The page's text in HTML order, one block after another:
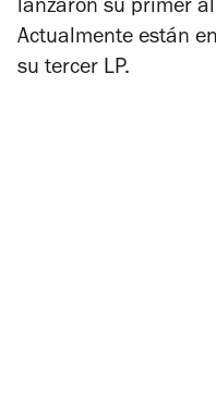
lanzaron su primer
Actualmente están
su tercer LP.